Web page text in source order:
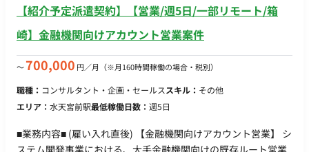
【ドキュメント管理】 会議資料の作成、業務フローの整理、報
告資料の取りまとめ ■ 【働き方】 ・契約形態：派遣契約 （週20
日：月〜金 稼働時間：案件による（実働8時間程度） ・ 働き
チアップ期間は出社、その後は週1回程度の出社を想定 ・交通
費：支給 ・時給：4,000円〜 ※スキル・経験によって考慮しま
25日支払い
【紹介予定派遣契約】【営業/週5日/一部リモート/箱
崎】金融機関向けアカウント営業案件
〜700,000 円／月 （※月160時間稼働の場合・税別）
職種： コンサルタント・企画・セールススキル： その他
エリア： 水天宮前駅最低稼働日数： 週5日
■業務内容■ (雇い入れ直後) 【金融機関向けアカウント営業】 シ
ステム開発事業における、大手金融機関向けの既存ルート営業